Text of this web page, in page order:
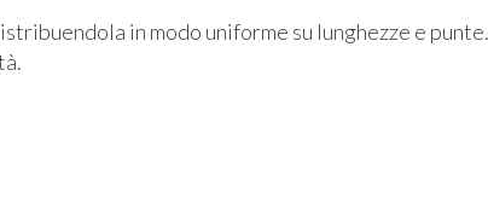
in modo uniforme su lunghezze e